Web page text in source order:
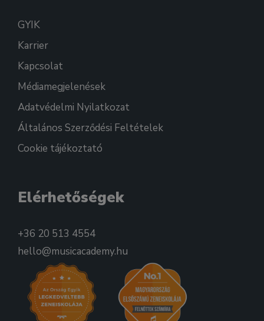
GYIK
Karrier
Kapcsolat
Médiamegjelenések
Adatvédelmi Nyilatkozat
Általános Szerződési Feltételek
Cookie tájékoztató
Elérhetőségek
+36 20 513 4554
hello@musicacademy.hu